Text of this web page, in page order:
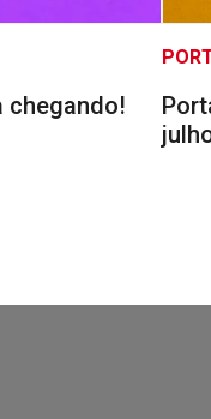
chegando!